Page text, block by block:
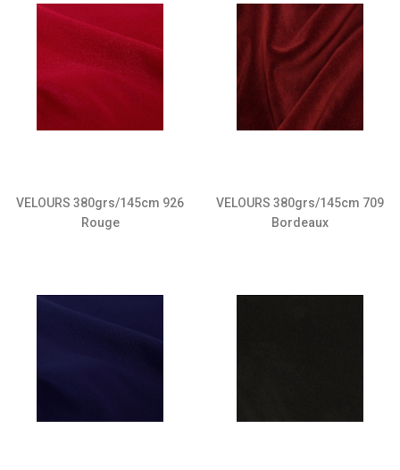
VELOURS 380grs/145cm 926
Rouge
VELOURS 380grs/145cm 709
Bordeaux